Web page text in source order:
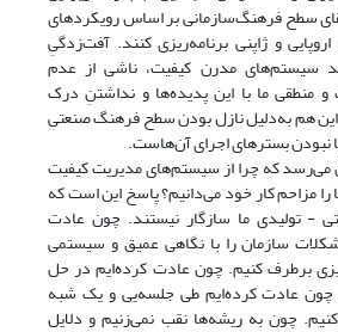
سطح فرهنگ‌سازمانی بر اساس رویکردهای
و ژاپنی برنامه‌ریزی کنند. آفت‌زدگیِ
سیستم‌های مدرن کیفیت، ناشی از عدم
منطقی ما با این پدیده‌ها و نداشتنِ درک
هم به‌دلیل نازل بودن سطح فرهنگ صنعتی
نبودن بسترهای اجرای آن‌هاست.
که چرا از سیستم‌های مدیریت کیفیت
را مزاحم کار خود می‌دانیم؟ پاسخ این است که
- تولیدی ما سازگار نیستند. چون عادت
سازمان را با نگاهی عمیق و سیستمی
برطرف کنیم. چون عادت کرده‌ایم در حل
عادت کرده‌ایم طی جلسه‌یی و یک شبه
چون به ریشه‌ها نقب نمی‌زنیم و دلایل